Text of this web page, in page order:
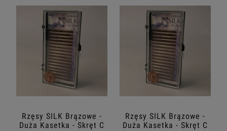
Rzęsy SILK Brązowe -
Duża Kasetka - Skręt C
Rzęsy SILK Brązowe -
Duża Kasetka - Skręt C